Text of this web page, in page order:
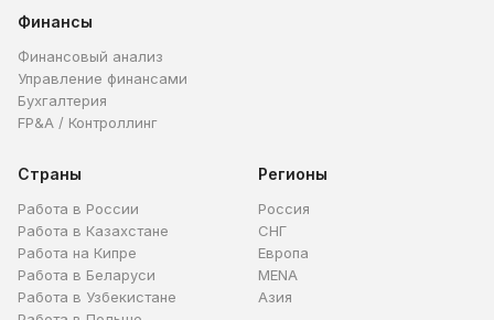
Финансы
Финансовый анализ
Управление финансами
Бухгалтерия
FP&A / Контроллинг
Страны
Работа в России
Работа в Казахстане
Работа на Кипре
Работа в Беларуси
Работа в Узбекистане
Регионы
Россия
СНГ
Европа
MENA
Азия